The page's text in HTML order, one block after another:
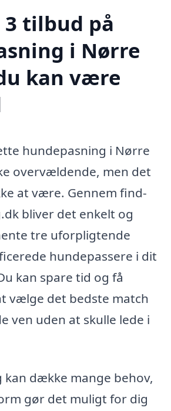
3 tilbud på
i Nørre
kan være
hundepasning i Nørre
overvældende, men det
at være. Gennem find-
bliver det enkelt og
tre uforpligtende
hundepassere i dit
kan spare tid og få
vælge det bedste match
ven uden at skulle lede i
kan dække mange behov,
gør det muligt for dig